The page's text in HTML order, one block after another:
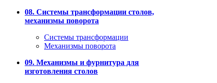
08. Системы трансформации столов,
механизмы поворота
Системы трансформации
Механизмы поворота
09. Механизмы и фурнитура для
изготовления столов